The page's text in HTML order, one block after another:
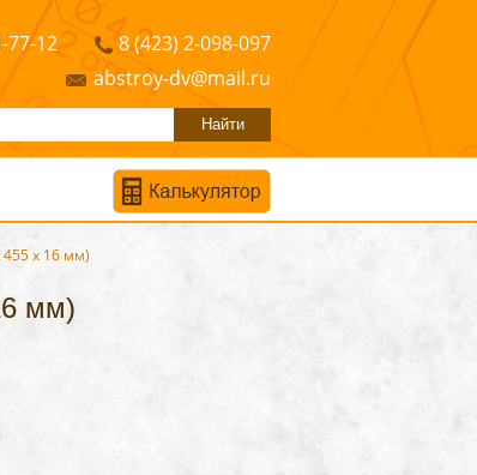
8 (423) 2-098-097
77-12
abstroy-dv@mail.ru
455 х 16 мм)
мм)